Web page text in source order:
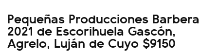
Pequeñas Producciones Barbera
2021 de Escorihuela Gascón,
Agrelo, Luján de Cuyo $9150